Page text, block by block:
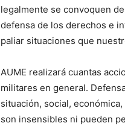
legalmente se convoquen
defensa de los derechos e
paliar situaciones que
AUME realizará cuantas
militares en general.
situación, social,
son insensibles ni pueden